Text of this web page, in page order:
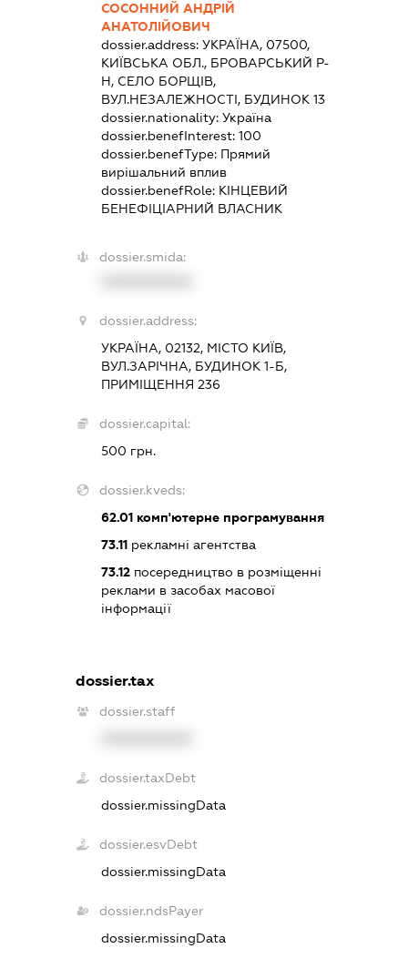
СОСОННИЙ АНДРІЙ
АНАТОЛІЙОВИЧ
dossier.address:УКРАЇНА, 07500,
КИЇВСЬКА ОБЛ., БРОВАРСЬКИЙ Р-
Н, СЕЛО БОРЩІВ,
ВУЛ.НЕЗАЛЕЖНОСТІ, БУДИНОК 13
dossier.nationality:Україна
dossier.benefInterest:100
dossier.benefType: Прямий
вирішальний вплив
dossier.benefRole: КІНЦЕВИЙ
БЕНЕФІЦІАРНИЙ ВЛАСНИК
dossier.smida:
dossier.address:
УКРАЇНА, 02132, МІСТО КИЇВ,
ВУЛ.ЗАРІЧНА, БУДИНОК 1-Б,
ПРИМІЩЕННЯ 236
dossier.capital:
500 грн.
dossier.kveds:
62.01 комп'ютерне програмування
73.11 рекламні агентства
73.12 посередництво в розміщенні
реклами в засобах масової
інформації
dossier.tax
dossier.staff
dossier.taxDebt
dossier.missingData
dossier.esvDebt
dossier.missingData
dossier.ndsPayer
dossier.missingData